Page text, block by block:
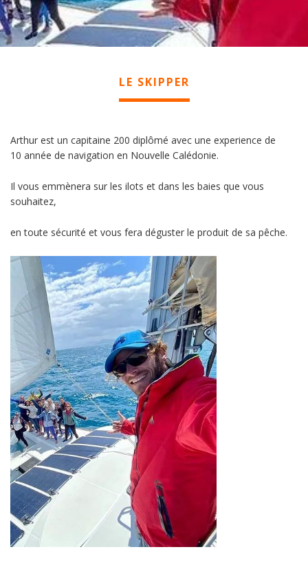
LE SKIPPER
Arthur est un capitaine 200 diplômé avec une experience de
10 année de navigation en Nouvelle Calédonie.
Il vous emmènera sur les ilots et dans les baies que vous
souhaitez,
en toute sécurité et vous fera déguster le produit de sa pêche.